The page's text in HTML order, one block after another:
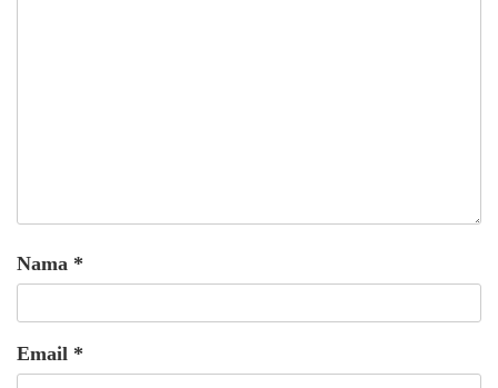
Nama *
Email *